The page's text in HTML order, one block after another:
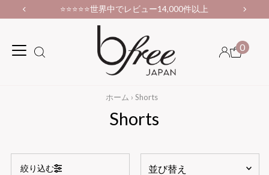
10,000円以上お買い上げで送料無料！
0
ホーム › Shorts
Shorts
絞り込む